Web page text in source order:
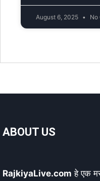
August 6, 2025 No
ABOUT US
RajkiyaLive.com हे एक